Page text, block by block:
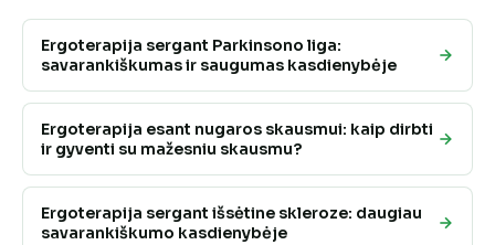
Ergoterapija sergant Parkinsono liga:
savarankiškumas ir saugumas kasdienybėje
Ergoterapija esant nugaros skausmui: kaip dirbti
ir gyventi su mažesniu skausmu?
Ergoterapija sergant išsėtine skleroze: daugiau
savarankiškumo kasdienybėje